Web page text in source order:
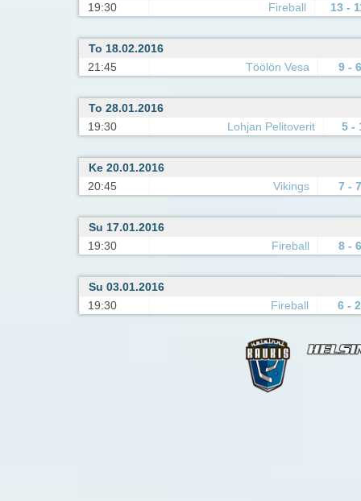
19:30
Fireball 13 -
To 18.02.2016
21:45
Töölön Vesa 9 - 6
To 28.01.2016
19:30
Lohjan Pelitoverit 5 -
Ke 20.01.2016
20:45
Vikings 7 - 7
Su 17.01.2016
19:30
Fireball 8 - 6
Su 03.01.2016
19:30
Fireball 6 - 2